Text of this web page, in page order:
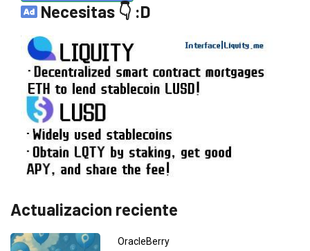
Necesitas 👇 :D
Actualizacion reciente
OracleBerry